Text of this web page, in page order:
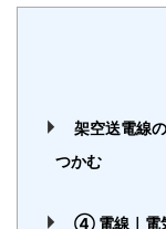
架空送電線
つかむ
④ 電線｜電